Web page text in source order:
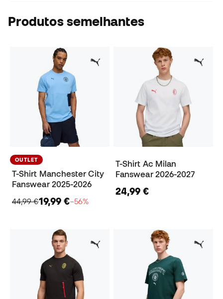
Produtos semelhantes
OUTLET
T-Shirt Manchester City
Fanswear 2025-2026
44,99 €19,99 €−56%
T-Shirt Ac Milan
Fanswear 2026-2027
24,99 €